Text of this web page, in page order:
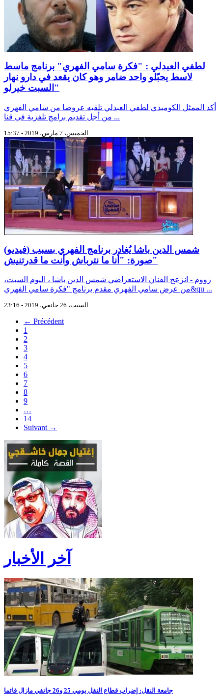
لطفي العبدلي : "فكرة سامي الفهري" برنامج ماسط
لاسط يحبّلو واحد ضامر وهو كان يقعد في دارو نهار
السبت خيرلو"
أكد الممثل الكوميدي لطفي العبدلي تلقيه عروضا من سامي الفهري
من أجل تقديم برامج تلفزية في قنا ...
الخميس، 7 مارس، 2019 - 15:37
(فيديو) شمس الدين باشا يُغادر برنامج الفهري بسبب
صورة: "أنا ما نترباش وأنت ما قدرتنيش"
زووم - انزعج الفنان الاستعراضي شمس الدين باشا ، اليوم السبت،
من عرض سامي الفهري مقدم برنامج "فكرة سامي الفهري&qu ...
السبت، 26 جانفي، 2019 - 23:16
← Précédent
1
2
3
4
5
6
7
8
9
…
14
Suivant →
آخر الأخبار
جامعة النقل: إضراب قطاع النقل يومي 25 و26 جانفي مازال قائما